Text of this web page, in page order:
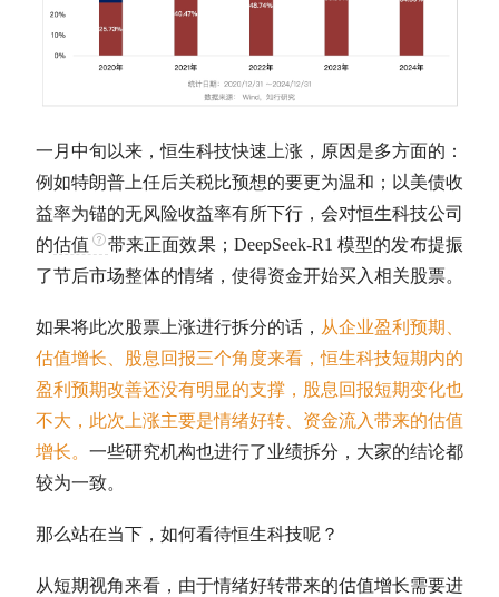
一月中旬以来，恒生科技快速上涨，原因是多方面的：
例如特朗普上任后关税比预想的要更为温和；以美债收
益率为锚的无风险收益率有所下行，会对恒生科技公司
的估值
带来正面效果；DeepSeek-R1 模型的发布提振
了节后市场整体的情绪，使得资金开始买入相关股票。
如果将此次股票上涨进行拆分的话， 从企业盈利预期、
估值增长、股息回报三个角度来看，恒生科技短期内的
盈利预期改善还没有明显的支撑，股息回报短期变化也
不大，此次上涨主要是情绪好转、资金流入带来的估值
增长。 一些研究机构也进行了业绩拆分，大家的结论都
较为一致。
那么站在当下，如何看待恒生科技呢？
从短期视角来看，由于情绪好转带来的估值增长需要进